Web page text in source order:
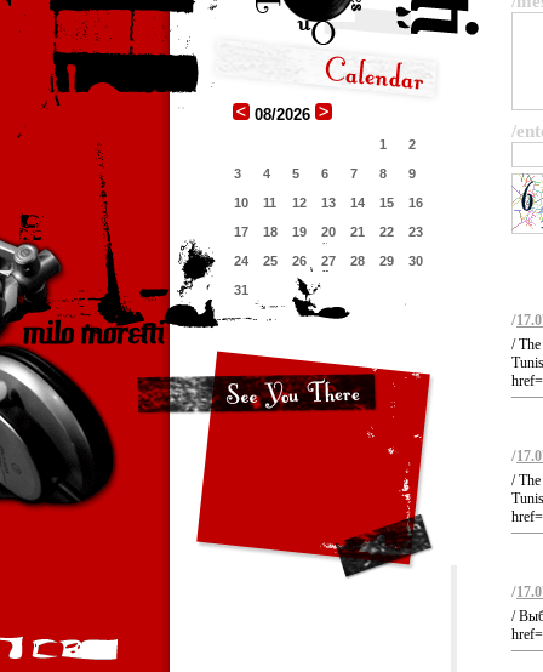
08/2026
1
2
3
4 5 6 7 8
9
10
11 12 13 14 15
16
17
18 19 20 21 22
23
24
25 26 27 28 29
30
31
/
/
/
/
/
/
/